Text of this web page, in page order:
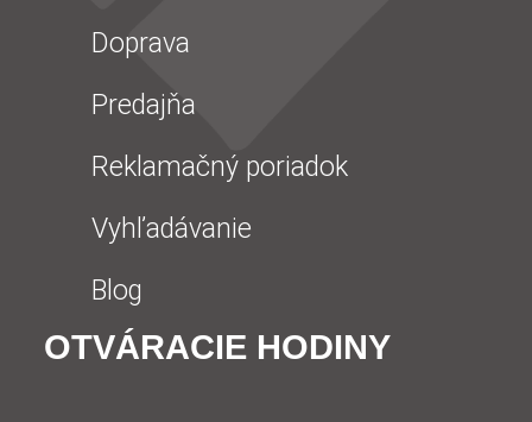
Doprava
Predajňa
Reklamačný poriadok
Vyhľadávanie
Blog
OTVÁRACIE HODINY